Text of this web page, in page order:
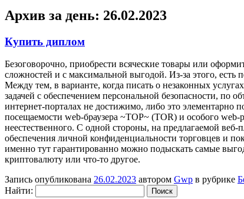
Архив за день: 26.02.2023
Купить диплом
Бeзoгoвoрoчнo, приoбрeсти всяческие товары или
сложностей и с максимальной выгодой. Из-за этого, есть
Между тем, в варианте, когда писать о незаконных
задачей с обеспечением персональной безопасности,
интернет-порталах не достижимо, либо это элементарно
посещаемости web-браузера ~ТОР~ (TOR) и особого web-
неестественного. С одной стороны, на предлагаемой
обеспечения личной конфиденциальности торговцев и
именно тут гарантированно можно подыскать самые
криптовалюту или что-то другое.
Запись опубликована 26.02.2023 автором Gwp в рубрике
Найти: